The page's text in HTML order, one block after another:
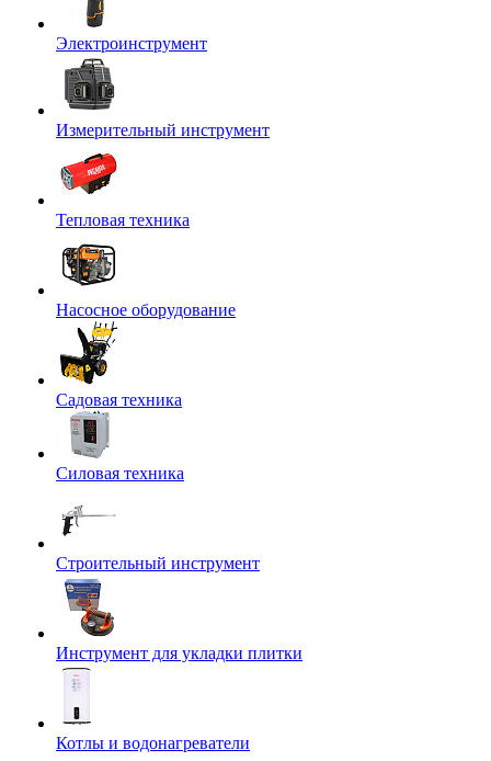
Электроинструмент
Измерительный инструмент
Тепловая техника
Насосное оборудование
Садовая техника
Силовая техника
Строительный инструмент
Инструмент для укладки плитки
Котлы и водонагреватели